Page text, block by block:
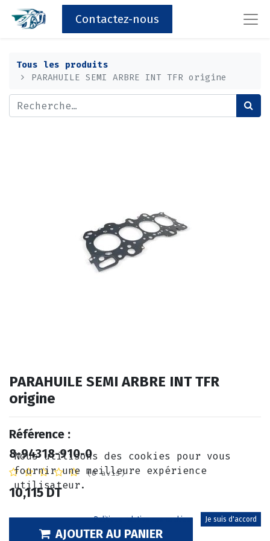
Contactez-nous
Tous les produits
PARAHUILE SEMI ARBRE INT TFR origine
PARAHUILE SEMI ARBRE INT TFR
origine
Référence :
8-94318-910-0
(0 avis)
10,115DT
AJOUTER AU PANIER
Nous utilisons des cookies pour vous
fournir une meilleure expérience
utilisateur.
Politique relative aux cookies Je suis d'accord